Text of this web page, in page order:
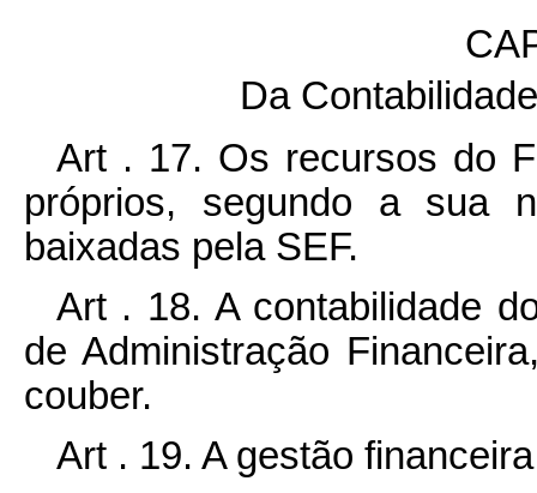
Da
Art . 17. Os recursos do
próprios, segundo a sua
baixadas pela SEF.
Art . 18. A contabilidade
de Administração
couber.
Art . 19. A gestão